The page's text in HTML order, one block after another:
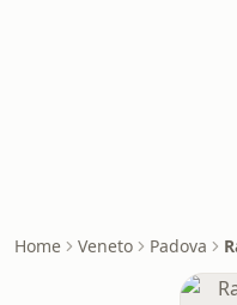
Home Veneto Padova